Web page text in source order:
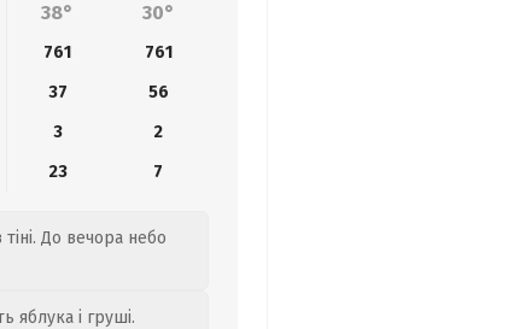
38° 30°
761
761
37
56
3
2
23 7
До вечора небо
яблука і груші.